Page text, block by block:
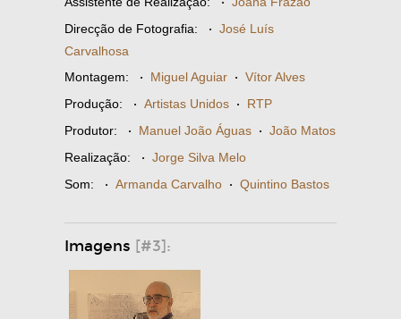
Direcção de Fotografia: · José Luís
Carvalhosa
Montagem: · Miguel Aguiar · Vítor Alves
Produção: · Artistas Unidos · RTP
Produtor: · Manuel João Águas · João Matos
Realização: · Jorge Silva Melo
Som: · Armanda Carvalho · Quintino Bastos
Imagens [#3]: